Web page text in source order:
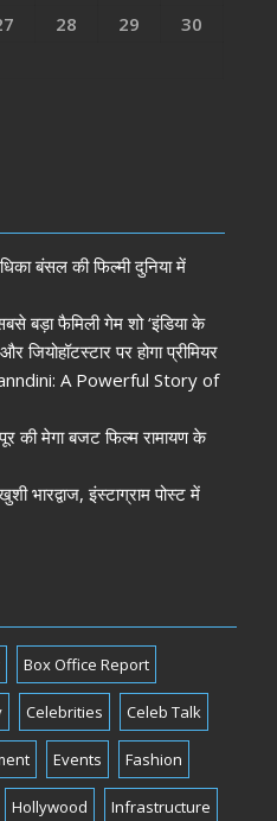
28 29
30
बंसल की फिल्मी दुनिया में
बड़ा फैमिली गेम शो ‘इंडिया के
जियोहॉटस्टार पर होगा प्रीमियर
A Powerful Story of
की मेगा बजट फिल्म रामायण के
भारद्वाज, इंस्टाग्राम पोस्ट में
Box Office Report
Celebrities Celeb Talk
Events Fashion
Hollywood Infrastructure